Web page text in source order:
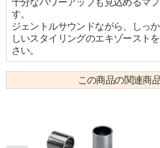
す。
ジェントルサウンドながら、しっ
しいスタイリングのエキゾースト
さい。
この商品の関連商